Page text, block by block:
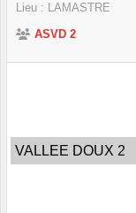
Lieu : LAMASTRE
ASVD 2
VALLEE DOUX 2